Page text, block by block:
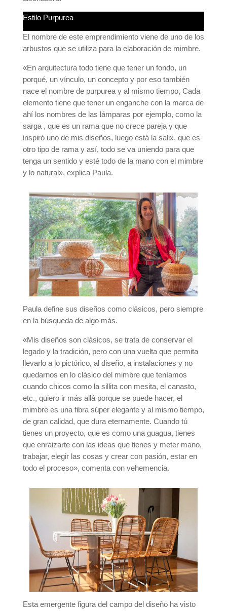
Estilo Purpurea
El nombre de este emprendimiento viene de uno de los
arbustos que se utiliza para la elaboración de mimbre.
«En arquitectura todo tiene que tener un fondo, un
porqué, un vínculo, un concepto y por eso también
nace el nombre de purpurea y al mismo tiempo, Cada
elemento tiene que tener un enganche con la marca de
ahí los nombres de las lámparas por ejemplo, como la
sarga , que es un rama que no crece pareja y que
inspiró uno de mis diseños, luego está la salix, que es
otro tipo de rama y así, todo se va uniendo para que
tenga un sentido y esté todo de la mano con el mimbre
y lo natural», explica Paula.
Paula define sus diseños como clásicos, pero siempre
en la búsqueda de algo más.
«Mis diseños son clásicos, se trata de conservar el
legado y la tradición, pero con una vuelta que permita
llevarlo a lo pictórico, al diseño, a instalaciones y no
quedarnos en lo clásico del mimbre que teníamos
cuando chicos como la sillita con mesita, el canasto,
etc., quiero ir más allá porque se puede hacer, el
mimbre es una fibra súper elegante y al mismo tiempo,
de gran calidad, que dura eternamente. Cuando tú
tienes un proyecto, que es como una guagua, tienes
que enraizarte con las ideas que tienes y meter mano,
trabajar, elegir las cosas y crear con pasión, estar en
todo el proceso», comenta con vehemencia.
Esta emergente figura del campo del diseño ha visto